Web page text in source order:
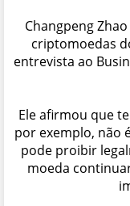
Changpeng
criptomoedas
entrevista ao
Ele afirmou que
por exemplo, não
pode proibir
moeda